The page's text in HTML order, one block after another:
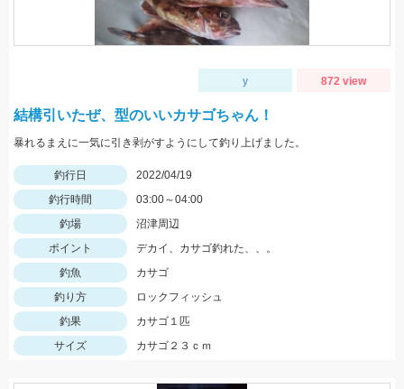
y 872 view
結構引いたぜ、型のいいカサゴちゃん！
暴れるまえに一気に引き剥がすようにして釣り上げました。
釣行日
2022/04/19
釣行時間
03:00～04:00
釣場
沼津周辺
ポイント
デカイ、カサゴ釣れた、、。
釣魚
カサゴ
釣り方
ロックフィッシュ
釣果
カサゴ１匹
サイズ
カサゴ２３ｃｍ